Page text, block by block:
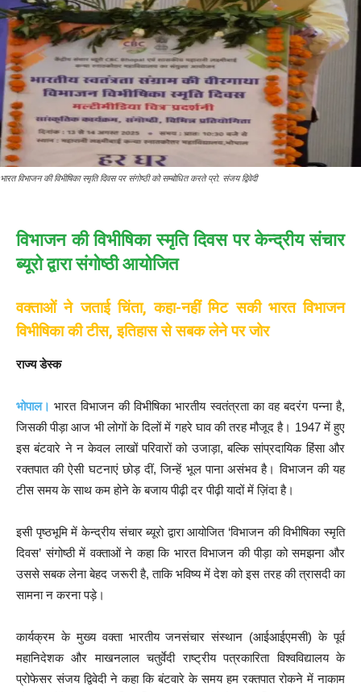
भारत विभाजन की विभीषिका स्मृति दिवस पर संगोष्ठी को सम्बोधित करते प्रो. संजय द्विवेदी
विभाजन की विभीषिका स्मृति दिवस पर केन्द्रीय संचार
ब्यूरो द्वारा संगोष्ठी आयोजित
वक्ताओं ने जताई चिंता, कहा-नहीं मिट सकी भारत विभाजन
विभीषिका की टीस, इतिहास से सबक लेने पर जोर
राज्य डेस्क
भोपाल। भारत विभाजन की विभीषिका भारतीय स्वतंत्रता का वह बदरंग पन्ना है,
जिसकी पीड़ा आज भी लोगों के दिलों में गहरे घाव की तरह मौजूद है। 1947 में हुए
इस बंटवारे ने न केवल लाखों परिवारों को उजाड़ा, बल्कि सांप्रदायिक हिंसा और
रक्तपात की ऐसी घटनाएं छोड़ दीं, जिन्हें भूल पाना असंभव है। विभाजन की यह
टीस समय के साथ कम होने के बजाय पीढ़ी दर पीढ़ी यादों में ज़िंदा है।
इसी पृष्ठभूमि में केन्द्रीय संचार ब्यूरो द्वारा आयोजित ‘विभाजन की विभीषिका स्मृति
दिवस’ संगोष्ठी में वक्ताओं ने कहा कि भारत विभाजन की पीड़ा को समझना और
उससे सबक लेना बेहद जरूरी है, ताकि भविष्य में देश को इस तरह की त्रासदी का
सामना न करना पड़े।
कार्यक्रम के मुख्य वक्ता भारतीय जनसंचार संस्थान (आईआईएमसी) के पूर्व
महानिदेशक और माखनलाल चतुर्वेदी राष्ट्रीय पत्रकारिता विश्वविद्यालय के
प्रोफेसर संजय द्विवेदी ने कहा कि बंटवारे के समय हम रक्तपात रोकने में नाकाम